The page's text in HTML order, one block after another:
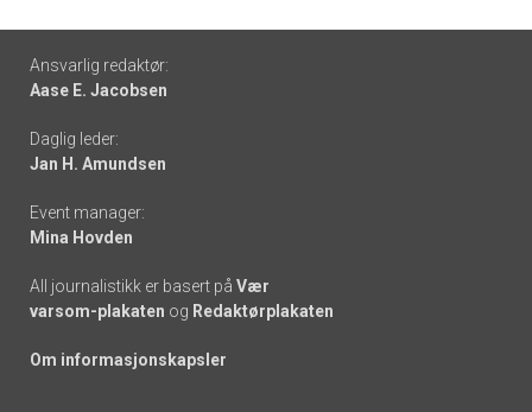
Footer
-
links
Ansvarlig redaktør:
Aase E. Jacobsen
Daglig leder:
Jan H. Amundsen
Event manager:
Mina Hovden
All journalistikk er basert på Vær
varsom-plakaten og Redaktørplakaten
Om informasjonskapsler